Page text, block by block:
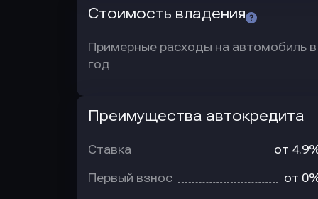
Стоимость владения
Примерные расходы на автомобиль в
год
Преимущества автокредита
Ставка от
Первый взнос от